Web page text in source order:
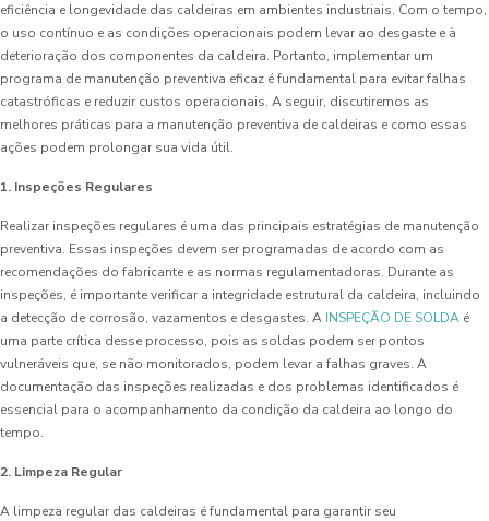
eficiência e longevidade das caldeiras em ambientes industriais. Com o tempo,
o uso contínuo e as condições operacionais podem levar ao desgaste e à
deterioração dos componentes da caldeira. Portanto, implementar um
programa de manutenção preventiva eficaz é fundamental para evitar falhas
catastróficas e reduzir custos operacionais. A seguir, discutiremos as
melhores práticas para a manutenção preventiva de caldeiras e como essas
ações podem prolongar sua vida útil.
1. Inspeções Regulares
Realizar inspeções regulares é uma das principais estratégias de manutenção
preventiva. Essas inspeções devem ser programadas de acordo com as
recomendações do fabricante e as normas regulamentadoras. Durante as
inspeções, é importante verificar a integridade estrutural da caldeira, incluindo
a detecção de corrosão, vazamentos e desgastes. A INSPEÇÃO DE SOLDA é
uma parte crítica desse processo, pois as soldas podem ser pontos
vulneráveis que, se não monitorados, podem levar a falhas graves. A
documentação das inspeções realizadas e dos problemas identificados é
essencial para o acompanhamento da condição da caldeira ao longo do
tempo.
2. Limpeza Regular
A limpeza regular das caldeiras é fundamental para garantir seu